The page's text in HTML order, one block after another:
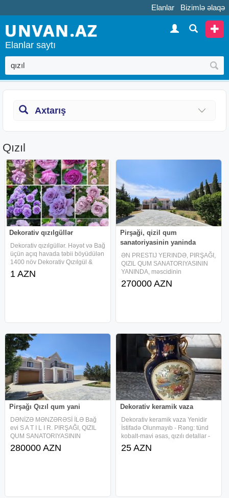
Elanlar Bizimlə əlaqə
Elanlar saytı
Axtarış
Qızıl
Dekorativ qızılgüllər
Dekorativ qızılgüllər. Həyət və Bağ
üçün açıq havada təbii böyüdülən
1400 növ Dekorativ Qızılgül &
Sarmaşıq kolları. Kinkan & Limon
ağacları. Gül və Tərəvəz
1 AZN
Pirşaği, qizil qum
sanatoriyasinin yaninda
ƏN PRESTIJ YERINDƏ, PIRŞAĞI,
QIZIL QUM SANATORIYASININ
YANINDA, məscidinin
yaxınlığında. iki mərtəbəli
DƏNİZƏ MƏNZƏRƏSİ İLƏ BAĞ
270000 AZN
Pirşağı Qızıl qum yani
DƏNİZƏ MƏNZƏRƏSİ İLƏ Bağ
evi S A T I L I R. PIRŞAĞI, QIZIL
QUM SANATORIYASININ
YANINDA, 18 sot 7 otaq/| 218 m²|
7 otaq Istilik sistemi Kombi. Ela
280000 AZN
Dekorativ keramik vaza
Dekorativ keramik vaza Yenidir
İstifadə Olunmayıb - Rəng: tünd
kobalt-mavi əsas, qızılı detallar -
Material: şirli keramika/porsellan
tipli - Dizayn: iki tərəfli qızılı qulp,
25 AZN